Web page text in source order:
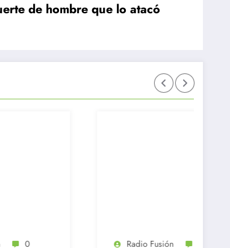
de hombre que lo atacó
Fusión Radio Fusión